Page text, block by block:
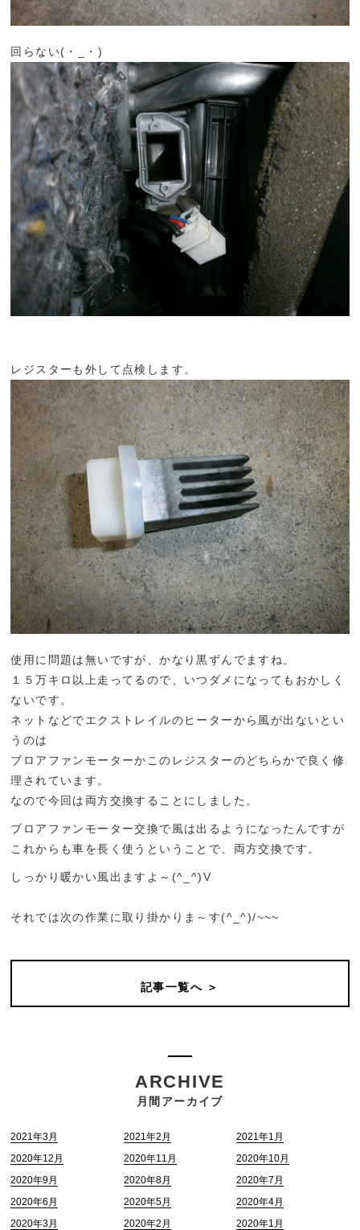
回らない(・_・)
レジスターも外して点検します。
使用に問題は無いですが、かなり黒ずんでますね。
１５万キロ以上走ってるので、いつダメになってもおかしく
ないです。
ネットなどでエクストレイルのヒーターから風が出ないとい
うのは
ブロアファンモーターかこのレジスターのどちらかで良く修
理されています。
なので今回は両方交換することにしました。
ブロアファンモーター交換で風は出るようになったんですが
これからも車を長く使うということで、両方交換です。
しっかり暖かい風出ますよ～(^_^)V
それでは次の作業に取り掛かりま～す(^_^)/~~~
記事一覧へ ＞
ARCHIVE
月間アーカイブ
2021年3月 2021年2月
2021年1月
2020年12月
2020年11月
2020年10月
2020年9月
2020年8月
2020年7月
2020年6月
2020年5月
2020年4月
2020年3月
2020年2月
2020年1月